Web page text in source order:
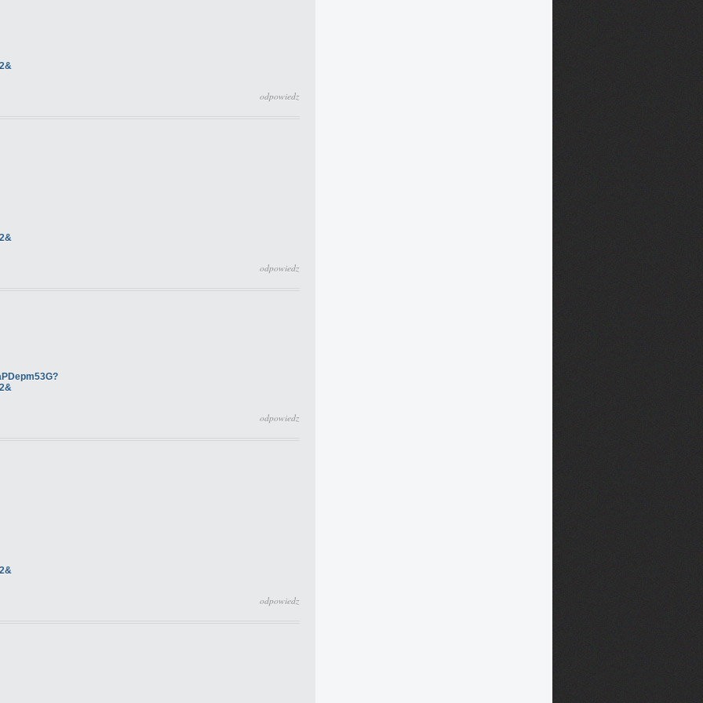
odpowiedz
odpowiedz
odpowiedz
odpowiedz